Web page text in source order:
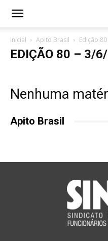
Inicial Apito Brasil Edição
EDIÇÃO 80 – 3/
Nenhuma
Apito Brasil